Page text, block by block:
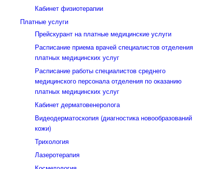
Кабинет физиотерапии
Платные услуги
Прейскурант на платные медицинские услуги
Расписание приема врачей специалистов отделения
платных медицинских услуг
Расписание работы специалистов среднего
медицинского персонала отделения по оказанию
платных медицинских услуг
Кабинет дерматовенеролога
Видеодерматоскопия (диагностика новообразований
кожи)
Трихология
Лазеротерапия